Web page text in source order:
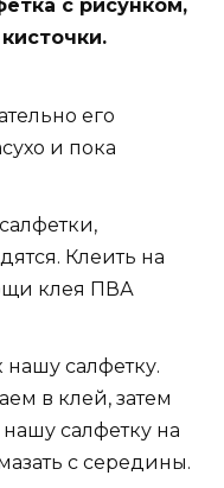
с рисунком,
его
и пока
Клеить на
клея ПВА
салфетку.
в клей, затем
салфетку на
с середины.